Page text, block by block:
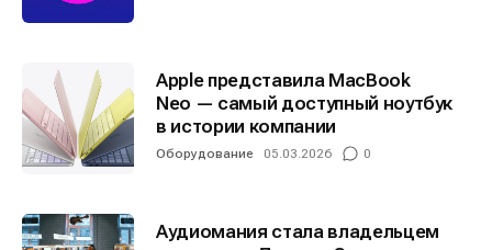
Apple представила MacBook
Neo — самый доступный ноутбук
в истории компании
Оборудование 05.03.2026 0
Аудиомания стала владельцем